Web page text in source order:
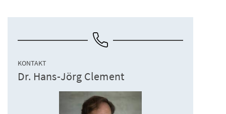
KONTAKT
Dr. Hans-Jörg Clement